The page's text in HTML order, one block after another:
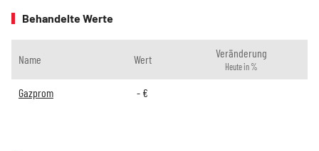
Behandelte Werte
Name Wert Veränderung
Heute in %
Gazprom - €